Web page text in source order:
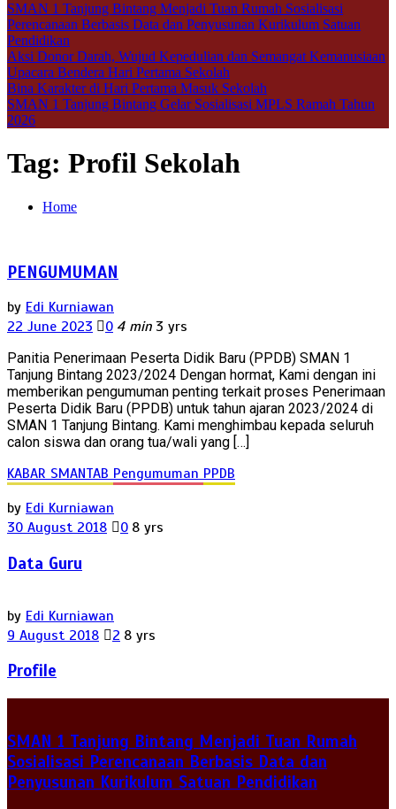
SMAN 1 Tanjung Bintang Menjadi Tuan Rumah Sosialisasi
Perencanaan Berbasis Data dan Penyusunan Kurikulum Satuan
Pendidikan
Aksi Donor Darah, Wujud Kepedulian dan Semangat Kemanusiaan
Upacara Bendera Hari Pertama Sekolah
Bina Karakter di Hari Pertama Masuk Sekolah
SMAN 1 Tanjung Bintang Gelar Sosialisasi MPLS Ramah Tahun
2026
Tag: Profil Sekolah
Home
PENGUMUMAN
by Edi Kurniawan
22 June 2023
0 4 min 3 yrs
Panitia Penerimaan Peserta Didik Baru (PPDB) SMAN 1
Tanjung Bintang 2023/2024 Dengan hormat, Kami dengan ini
memberikan pengumuman penting terkait proses Penerimaan
Peserta Didik Baru (PPDB) untuk tahun ajaran 2023/2024 di
SMAN 1 Tanjung Bintang. Kami menghimbau kepada seluruh
calon siswa dan orang tua/wali yang […]
KABAR SMANTAB Pengumuman PPDB
by Edi Kurniawan
30 August 2018
0 8 yrs
Data Guru
by Edi Kurniawan
9 August 2018
2 8 yrs
Profile
SMAN 1 Tanjung Bintang Menjadi Tuan Rumah
Sosialisasi Perencanaan Berbasis Data dan
Penyusunan Kurikulum Satuan Pendidikan